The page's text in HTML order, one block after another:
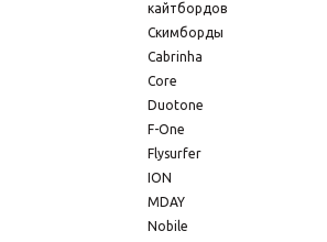
кайтбордов
Скимборды
Cabrinha
Core
Duotone
F-One
Flysurfer
ION
MDAY
Nobile